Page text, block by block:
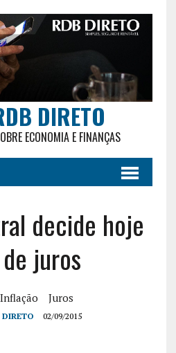
DIRETO
ECONOMIA E FINANÇAS
decide hoje
juros
Inflação Juros
DIRETO 02/09/2015